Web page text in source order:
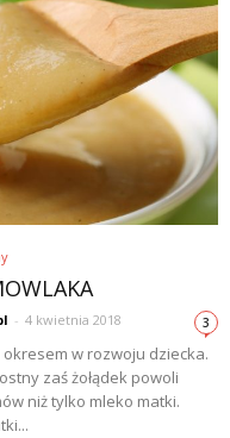
- 4 kwietnia 2018 3
w rozwoju dziecka.
zaś żołądek powoli
niż tylko mleko matki.